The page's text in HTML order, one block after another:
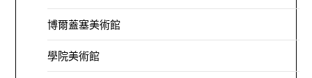
博爾蓋塞美術館
學院美術館